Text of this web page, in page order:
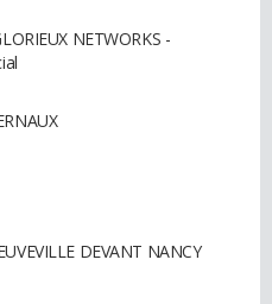
NETWORKS -
DEVANT NANCY